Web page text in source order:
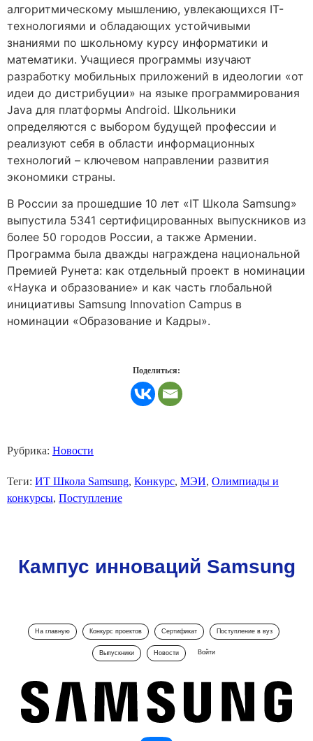
алгоритмическому мышлению, увлекающихся IT-
технологиями и обладающих устойчивыми
знаниями по школьному курсу информатики и
математики. Учащиеся программы изучают
разработку мобильных приложений в идеологии «от
идеи до дистрибуции» на языке программирования
Java для платформы Android. Школьники
определяются с выбором будущей профессии и
реализуют себя в области информационных
технологий – ключевом направлении развития
экономики страны.
В России за прошедшие 10 лет «IT Школа Samsung»
выпустила 5341 сертифицированных выпускников из
более 50 городов России, а также Армении.
Программа была дважды награждена национальной
Премией Рунета: как отдельный проект в номинации
«Наука и образование» и как часть глобальной
инициативы Samsung Innovation Campus в
номинации «Образование и Кадры».
Поделиться:
Рубрика: Новости
Теги: ИТ Школа Samsung, Конкурс, МЭИ, Олимпиады и
конкурсы, Поступление
Кампус инноваций Samsung
На главную Конкурс проектов Сертификат Поступление в вуз
Выпускники Новости Войти